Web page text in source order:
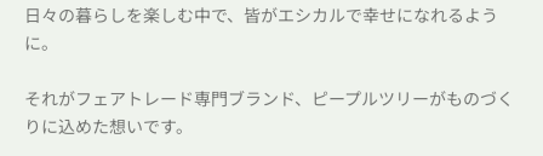
日々の暮らしを楽しむ中で、皆がエシカルで幸せになれるよう
に。
それがフェアトレード専門ブランド、ピープルツリーがものづく
りに込めた想いです。